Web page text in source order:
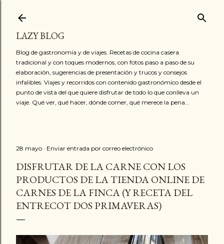
LAZY BLOG
Blog de gastronomía y de viajes. Recetas de cocina casera
tradicional y con toques modernos, con fotos paso a paso de su
elaboración, sugerencias de presentación y trucos y consejos
infalibles. Viajes y recorridos con contenido gastronómico desde el
punto de vista del que quiere disfrutar de todo lo que conlleva un
viaje. Qué ver, qué hacer, dónde comer, qué merece la pena...
28 mayo Enviar entrada por correo electrónico
DISFRUTAR DE LA CARNE CON LOS
PRODUCTOS DE LA TIENDA ONLINE DE
CARNES DE LA FINCA (Y RECETA DEL
ENTRECOT DOS PRIMAVERAS)